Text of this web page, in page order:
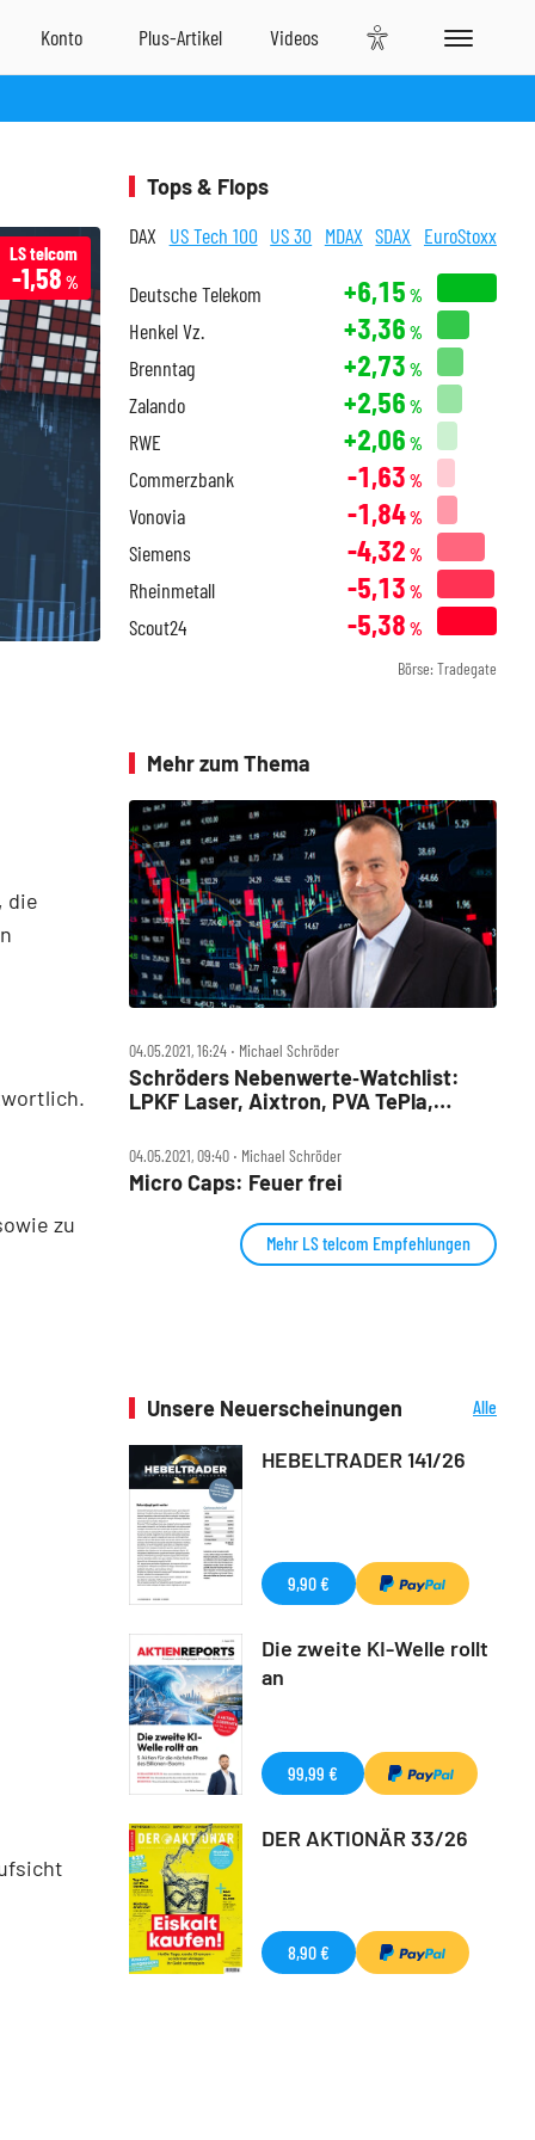
LS telcom
-1,58 %
die
zu
Tops & Flops
DAX US Tech 100 US 30 MDAX SDAX EuroStoxx
Deutsche Telekom +6,15 %
Henkel Vz. +3,36 %
Brenntag +2,73 %
Zalando +2,56 %
RWE +2,06 %
Commerzbank -1,63 %
Vonovia -1,84%
Siemens -4,32 %
Rheinmetall -5,13 %
Scout24 -5,38 %
Börse: Tradegate
Mehr zum Thema
04.05.2021, 16:24 ‧ Michael Schröder
Schröders Nebenwerte‑Watchlist:
LPKF Laser, Aixtron, PVA TePla,
und mehr
04.05.2021, 09:40 ‧ Michael Schröder
Micro Caps: Feuer frei
Mehr LS telcom Empfehlungen
Unsere Neuerscheinungen
Alle
HEBELTRADER 141/26
9,90 €
Die zweite KI-Welle rollt
an
99,99 €
DER AKTIONÄR 33/26
8,90 €